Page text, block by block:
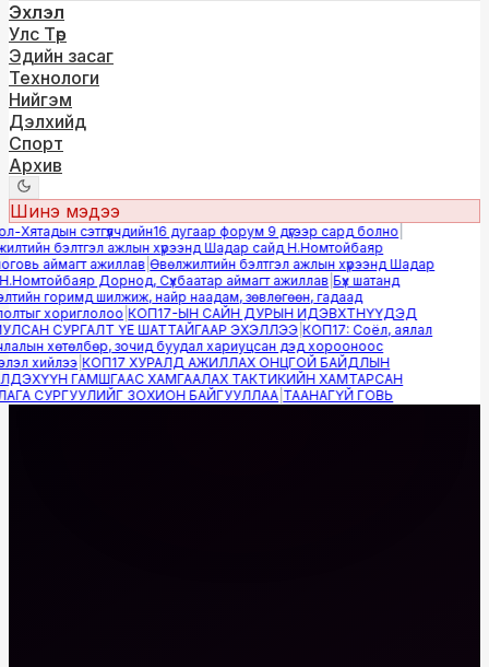
Эхлэл
Улс Төр
Эдийн засаг
Технологи
Нийгэм
Дэлхийд
Спорт
Архив
Шинэ мэдээ
сэтгүүлчдийн16 дугаар форум 9 дүгээр сард болно|
бэлтгэл ажлын хүрээнд Шадар сайд Н.Номтойбаяр
аймагт ажиллав|Өвөлжилтийн бэлтгэл ажлын хүрээнд Шадар
Дорнод, Сүхбаатар аймагт ажиллав|Бүх шатанд
горимд шилжиж, найр наадам, зөвлөгөөн, гадаад
хориглолоо|КОП17-ЫН САЙН ДУРЫН ИДЭВХТНҮҮДЭД
СУРГАЛТ ҮЕ ШАТТАЙГААР ЭХЭЛЛЭЭ|КОП17: Соёл, аялал
хөтөлбөр, зочид буудал хариуцсан дэд хорооноос
хийлээ|КОП17 ХУРАЛД АЖИЛЛАХ ОНЦГОЙ БАЙДЛЫН
ГАМШГААС ХАМГААЛАХ ТАКТИКИЙН ХАМТАРСАН
СУРГУУЛИЙГ ЗОХИОН БАЙГУУЛЛАА|ТААНАГҮЙ ГОВЬ